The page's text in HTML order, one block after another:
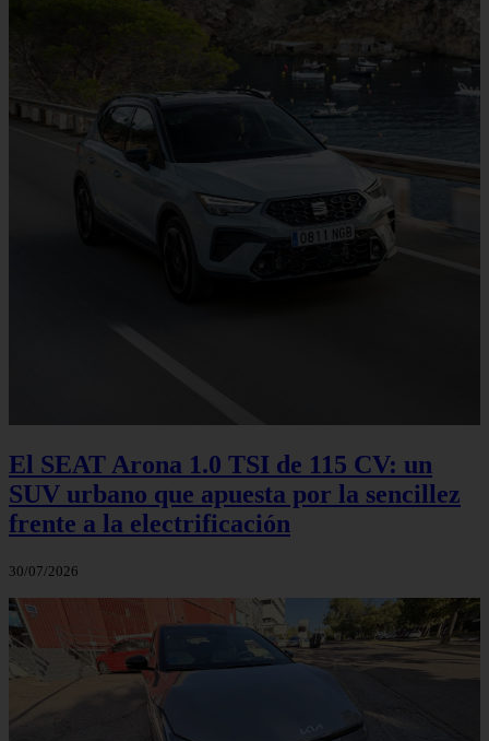
El SEAT Arona 1.0 TSI de 115 CV: un
SUV urbano que apuesta por la sencillez
frente a la electrificación
30/07/2026